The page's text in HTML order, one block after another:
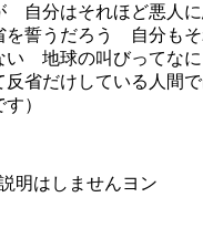
分はそれほど悪人
誓うだろう 自分も
地球の叫びってな
省だけしている人間
）
明はしませんヨン